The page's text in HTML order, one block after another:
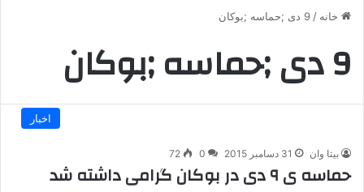
خانه / 9 دی ;حماسه ;بوکان
9 دی ;حماسه ;بوکان
اخبار
بیتا وان 31 دسامبر 2015 0
72
حماسه ی ۹ دی در بوکان گرامی داشته شد